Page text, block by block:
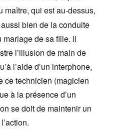
maître, qui est au-dessus,
bien de la conduite
de sa fille. Il
l’illusion de main de
l’aide d’un interphone,
ce technicien (magicien
à la présence d’un
se doit de maintenir un